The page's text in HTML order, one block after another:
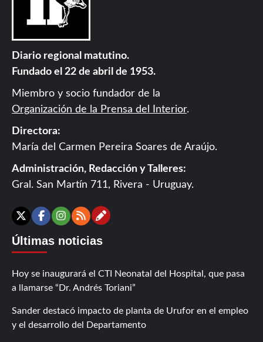
Diario regional matutino.
Fundado el 22 de abril de 1953.
Miembro y socio fundador de la
Organización de la Prensa del Interior.
Directora:
María del Carmen Pereira Soares de Araújo.
Administración, Redacción y Talleres:
Gral. San Martín 711, Rivera - Uruguay.
X Facebook
Instagram
RSSContáctanos
Últimas noticias
Hoy se inaugurará el CTI Neonatal del Hospital, que pasa
a llamarse “Dr. Andrés Toriani”
Sander destacó impacto de planta de Urufor en el empleo
y el desarrollo del Departamento